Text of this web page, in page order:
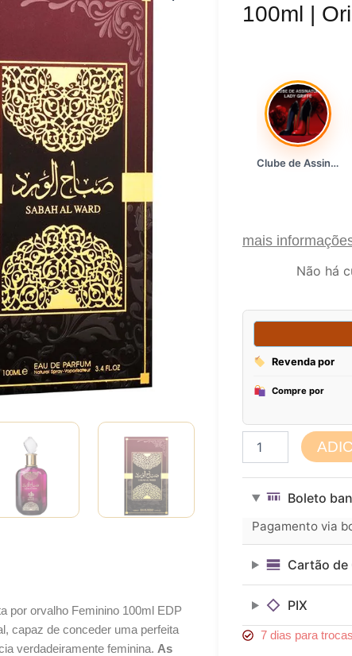
por orvalho Feminino 100ml EDP
capaz de conceder uma perfeita
verdadeiramente feminina. As
100ml |
Clube de Assinatura Lady Griffe
mais
Não há
Sabah
Edp
Original
quantidade
Boleto
Pagamento via
Cartão de
PIX
7 dias para